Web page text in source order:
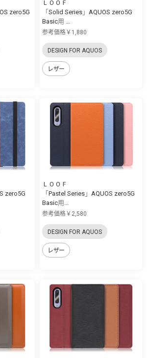
zero5G
ＬＯＯＦ
「Solid Series」AQUOS zero5G
Basic用 ...
参考価格￥1,880
DESIGN FOR AQUOS
レザー
zero5G
ＬＯＯＦ
「Pastel Series」AQUOS zero5G
Basic用...
参考価格￥2,580
DESIGN FOR AQUOS
レザー